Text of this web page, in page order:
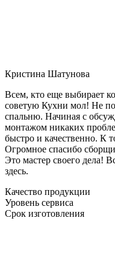
Кристина Шатунова
Всем, кто еще выбирает
советую Кухни мол! Не
спальню. Начиная с
монтажом никаких
быстро и качественно. К
Огромное спасибо
Это мастер своего дела!
здесь.
Качество продукции
Уровень сервиса
Срок изготовления